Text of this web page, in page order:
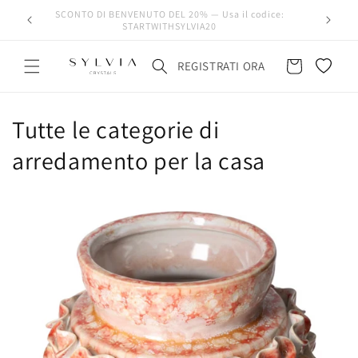
SCONTO DI BENVENUTO DEL 20% — Usa il codice:
STARTWITHSYLVIA20
REGISTRATI ORA Carrello
Tutte le categorie di
arredamento per la casa